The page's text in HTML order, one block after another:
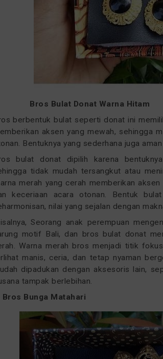
Bulat Donat Warna Hitam
berbentuk bulat seperti donat ini
aksen yang mewah, sehingga
Bentuknya yang sederhana juga
bulat donat dipilih karena
tidak mudah tersangkut atau
merah yang cerah memberikan
keceriaan acara otonan. Bentuk
nilai yang sejalan dengan
Seorang anak perempuan
motif Bali, dan bros bulat donat
Warna merah bros menjadi titik
manis, ceria, dan tetap nyaman
dipadukan dengan aksesoris lain,
tampak berlebihan.
Bros Bunga Matahari